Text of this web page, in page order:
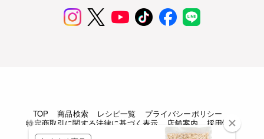
TOP 商品検索 レシピ一覧
プライバシーポリシー
特定商取引に関する法律に基づく表示
店舗案内 採用情報